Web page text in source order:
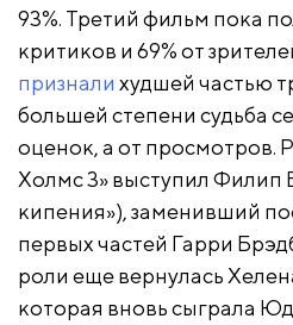
93%. Третий фильм пока
критиков и 69% от
признали худшей частью
большей степени судьба
оценок, а от просмотров.
Холмс 3» выступил Филип
кипения»), заменивший
первых частей Гарри
роли еще вернулась
которая вновь сыграла